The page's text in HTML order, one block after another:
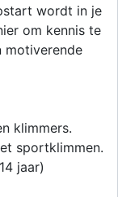
wordt in je
om kennis te
motiverende
klimmers.
sportklimmen.
jaar)